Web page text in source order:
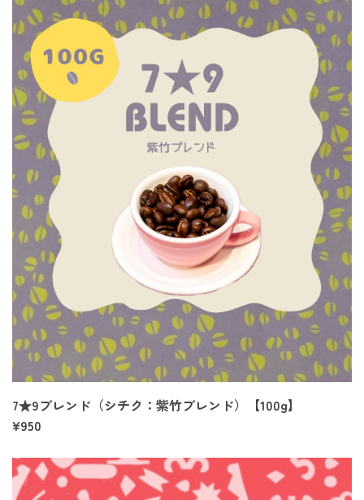
7★9ブレンド（シチク：紫竹ブレンド）【100g】
¥950